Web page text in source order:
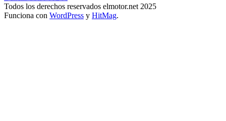
Todos los derechos reservados elmotor.net 2025
Funciona con WordPress y HitMag.